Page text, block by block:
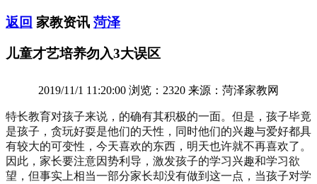
返回 家教资讯 菏泽
儿童才艺培养勿入3大误区
2019/11/1 11:20:00 浏览：2320 来源：菏泽家教网
特长教育对孩子来说，的确有其积极的一面。但是，孩子毕竟
是孩子，贪玩好耍是他们的天性，同时他们的兴趣与爱好都具
有较大的可变性，今天喜欢的东西，明天也许就不再喜欢了。
因此，家长要注意因势利导，激发孩子的学习兴趣和学习欲
望，但事实上相当一部分家长却没有做到这一点，当孩子对学